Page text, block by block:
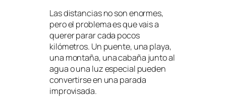
Las distancias no son enormes,
pero el problema es que vais a
querer parar cada pocos
kilómetros. Un puente, una playa,
una montaña, una cabaña junto al
agua o una luz especial pueden
convertirse en una parada
improvisada.